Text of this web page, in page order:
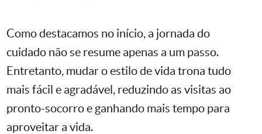
Como destacamos no início, a jornada do
cuidado não se resume apenas a um passo.
Entretanto, mudar o estilo de vida trona tudo
mais fácil e agradável, reduzindo as visitas ao
pronto-socorro e ganhando mais tempo para
aproveitar a vida.